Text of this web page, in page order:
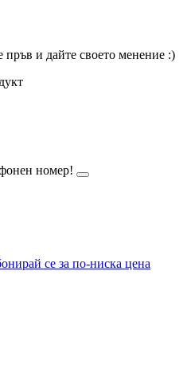
и дайте своето менение :)
номер!
се за по-ниска цена